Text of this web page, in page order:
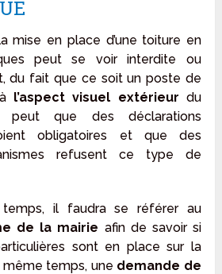
mise en place d’une toiture en
peut se voir interdite ou
du fait que ce soit un poste de
l’aspect visuel extérieur du
que des déclarations
obligatoires et que des
refusent ce type de
temps, il faudra se référer au
de la mairie afin de savoir si
sont en place sur la
temps, une demande de